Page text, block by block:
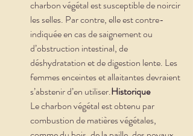
charbon végétal est susceptible de noircir
les selles. Par contre, elle est contre-
indiquée en cas de saignement ou
d’obstruction intestinal, de
déshydratation et de digestion lente. Les
femmes enceintes et allaitantes devraient
s’abstenir d’en utiliser.Historique
Le charbon végétal est obtenu par
combustion de matières végétales,